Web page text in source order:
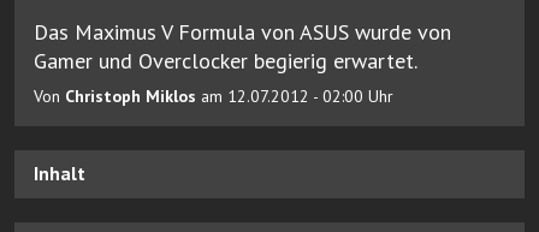
Das Maximus V Formula von ASUS wurde von
Gamer und Overclocker begierig erwartet.
Von Christoph Miklos am 12.07.2012 - 02:00 Uhr
Inhalt